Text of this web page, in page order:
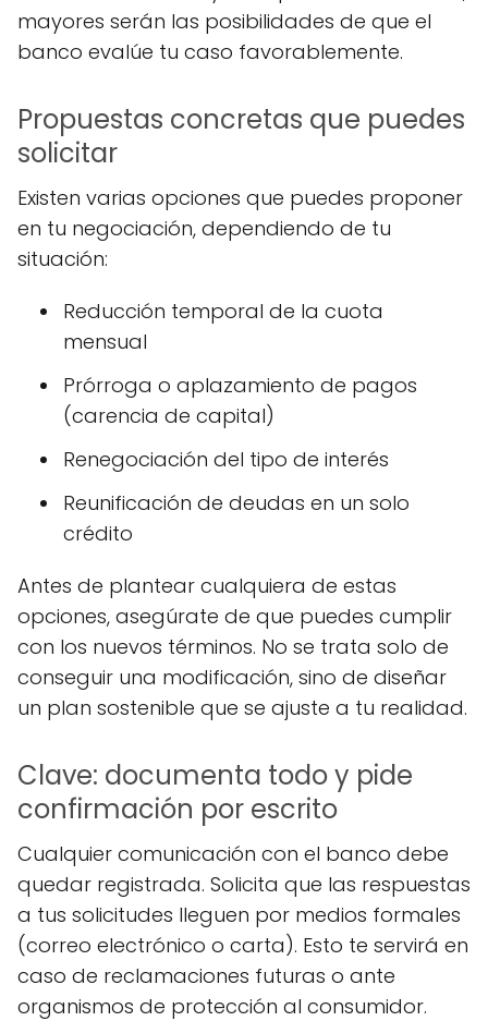
mayores serán las posibilidades de que el
banco evalúe tu caso favorablemente.
Propuestas concretas que puedes
solicitar
Existen varias opciones que puedes proponer
en tu negociación, dependiendo de tu
situación:
Reducción temporal de la cuota
mensual
Prórroga o aplazamiento de pagos
(carencia de capital)
Renegociación del tipo de interés
Reunificación de deudas en un solo
crédito
Antes de plantear cualquiera de estas
opciones, asegúrate de que puedes cumplir
con los nuevos términos. No se trata solo de
conseguir una modificación, sino de diseñar
un plan sostenible que se ajuste a tu realidad.
Clave: documenta todo y pide
confirmación por escrito
Cualquier comunicación con el banco debe
quedar registrada. Solicita que las respuestas
a tus solicitudes lleguen por medios formales
(correo electrónico o carta). Esto te servirá en
caso de reclamaciones futuras o ante
organismos de protección al consumidor.